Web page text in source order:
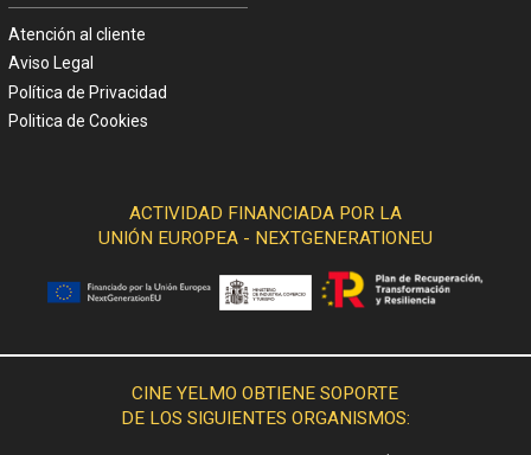
Atención al cliente
Aviso Legal
Política de Privacidad
Politica de Cookies
ACTIVIDAD FINANCIADA POR LA
UNIÓN EUROPEA - NEXTGENERATIONEU
CINE YELMO OBTIENE SOPORTE
DE LOS SIGUIENTES ORGANISMOS: